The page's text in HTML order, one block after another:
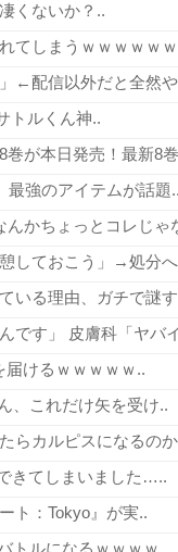
くないか？..
てしまうｗｗｗｗｗ
←配信以外だと全然
トルくん神..
巻が本日発売！最新8
最強のアイテムが話題..
んかちょっとコレじゃ
しておこう」→処分
いる理由、ガチで謎
です」 皮膚科「ヤバ
届けるｗｗｗｗｗ..
、これだけ矢を受け..
らカルピスになるの
きてしまいました…..
ト：Tokyo』が実..
トルになるｗｗｗｗ..